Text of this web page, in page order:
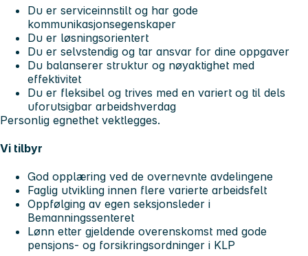
Du er serviceinnstilt og har gode
kommunikasjonsegenskaper
Du er løsningsorientert
Du er selvstendig og tar ansvar for dine oppgaver
Du balanserer struktur og nøyaktighet med
effektivitet
Du er fleksibel og trives med en variert og til dels
uforutsigbar arbeidshverdag
Personlig egnethet vektlegges.
Vi tilbyr
God opplæring ved de overnevnte avdelingene
Faglig utvikling innen flere varierte arbeidsfelt
Oppfølging av egen seksjonsleder i
Bemanningssenteret
Lønn etter gjeldende overenskomst med gode
pensjons- og forsikringsordninger i KLP